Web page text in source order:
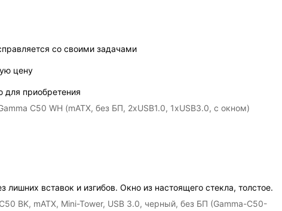
со своими задачами
цену
приобретения
C50 WH (mATX, без БП, 2хUSB1.0, 1хUSB3.0, с окном)
лишних вставок и изгибов. Окно из настоящего стекла, толстое.
BK, mATX, Mini-Tower, USB 3.0, черный, без БП (Gamma-C50-